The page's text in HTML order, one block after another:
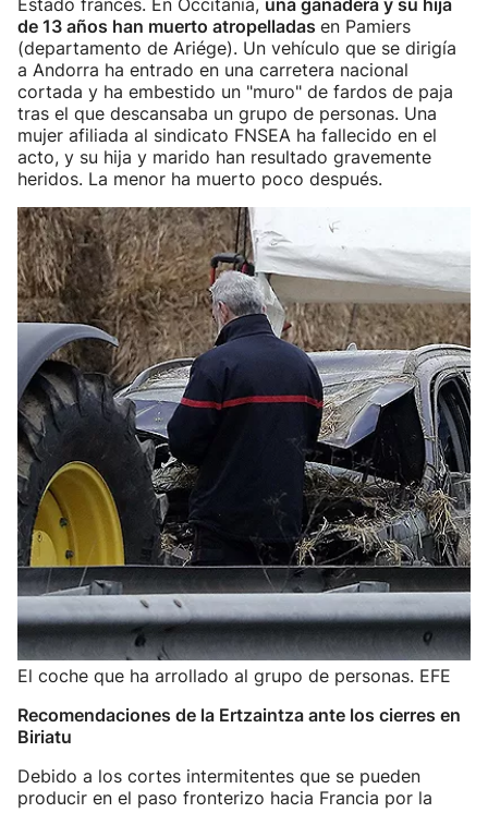
Estado francés. En Occitania, una ganadera y su hija
de 13 años han muerto atropelladas en Pamiers
(departamento de Ariége). Un vehículo que se dirigía
a Andorra ha entrado en una carretera nacional
cortada y ha embestido un "muro" de fardos de paja
tras el que descansaba un grupo de personas. Una
mujer afiliada al sindicato FNSEA ha fallecido en el
acto, y su hija y marido han resultado gravemente
heridos. La menor ha muerto poco después.
El coche que ha arrollado al grupo de personas. EFE
Recomendaciones de la Ertzaintza ante los cierres en
Biriatu
Debido a los cortes intermitentes que se pueden
producir en el paso fronterizo hacia Francia por la